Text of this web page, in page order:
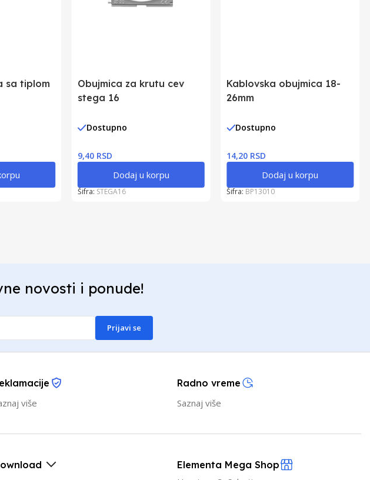
sa tiplom
Obujmica za krutu cev
stega 16
Dostupno
9,40 RSD
Dodaj u korpu
Šifra: STEGA16
Kablovska obujmica 18-
26mm
Dostupno
14,20 RSD
Dodaj u korpu
Šifra: BP13010
novosti i ponude!
Prijavi se
više
Radno vreme
Saznaj više
Elementa Mega Shop